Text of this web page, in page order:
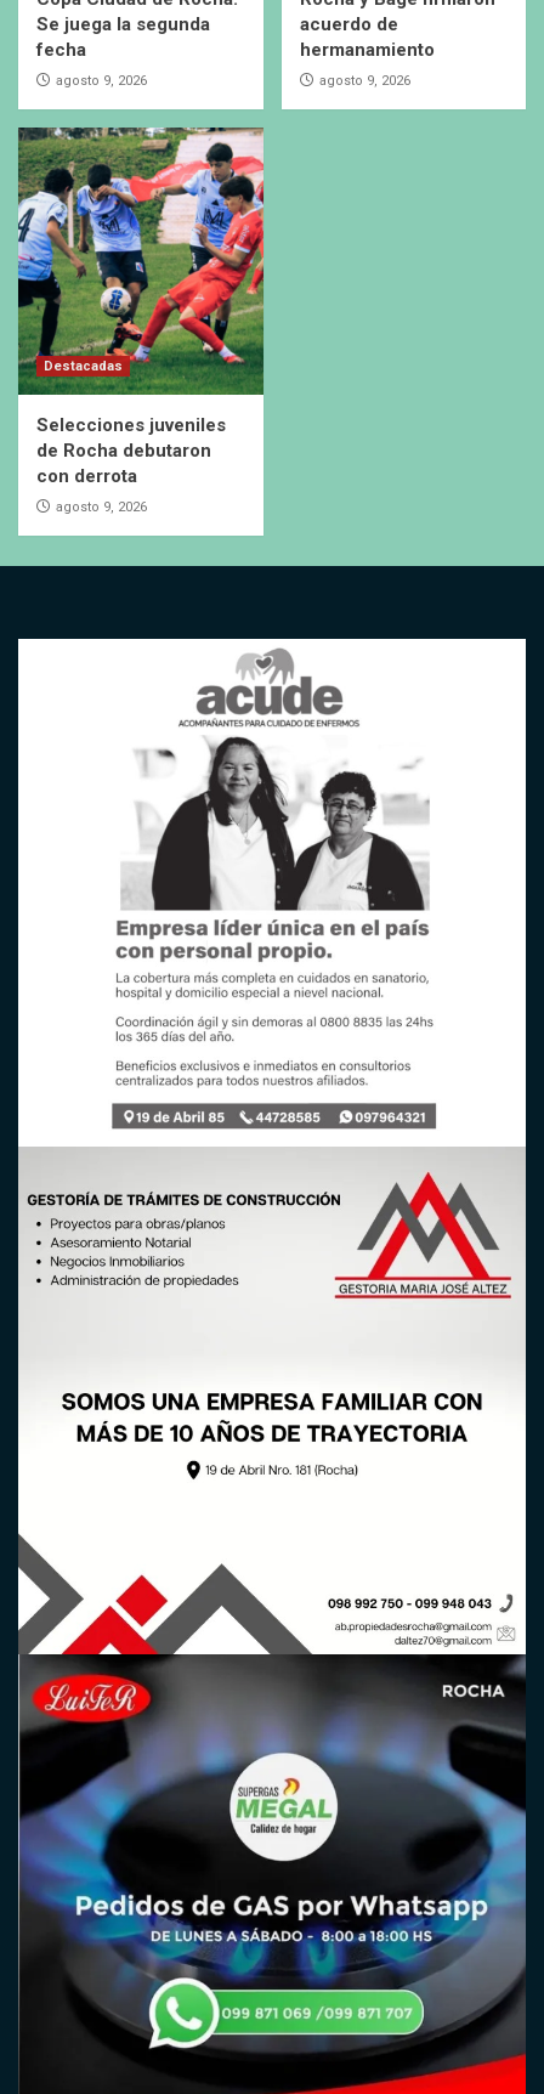
Se juega la segunda
fecha
agosto 9, 2026
acuerdo de
hermanamiento
agosto 9, 2026
Destacadas
Selecciones juveniles
de Rocha debutaron
con derrota
agosto 9, 2026